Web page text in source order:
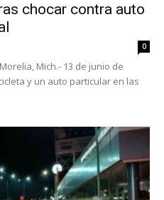
chocar contra auto
0
Mich.- 13 de junio de
y un auto particular en las